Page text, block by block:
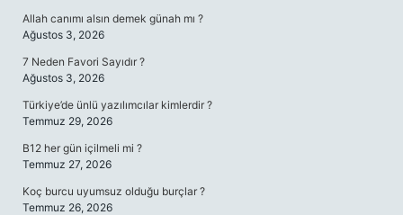
Allah canımı alsın demek günah mı ?
Ağustos 3, 2026
7 Neden Favori Sayıdır ?
Ağustos 3, 2026
Türkiye’de ünlü yazılımcılar kimlerdir ?
Temmuz 29, 2026
B12 her gün içilmeli mi ?
Temmuz 27, 2026
Koç burcu uyumsuz olduğu burçlar ?
Temmuz 26, 2026